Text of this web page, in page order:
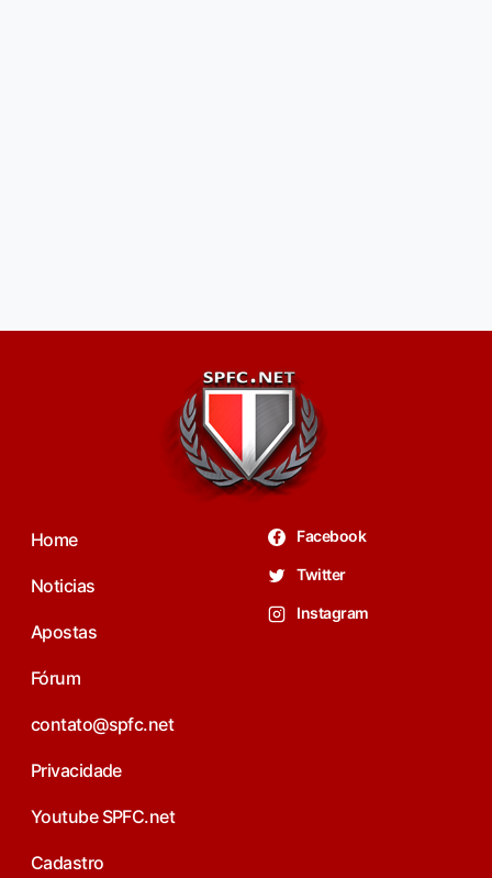
Home
Noticias
Apostas
Fórum
contato@spfc.net
Privacidade
Youtube SPFC.net
Cadastro
Facebook
Twitter
Instagram